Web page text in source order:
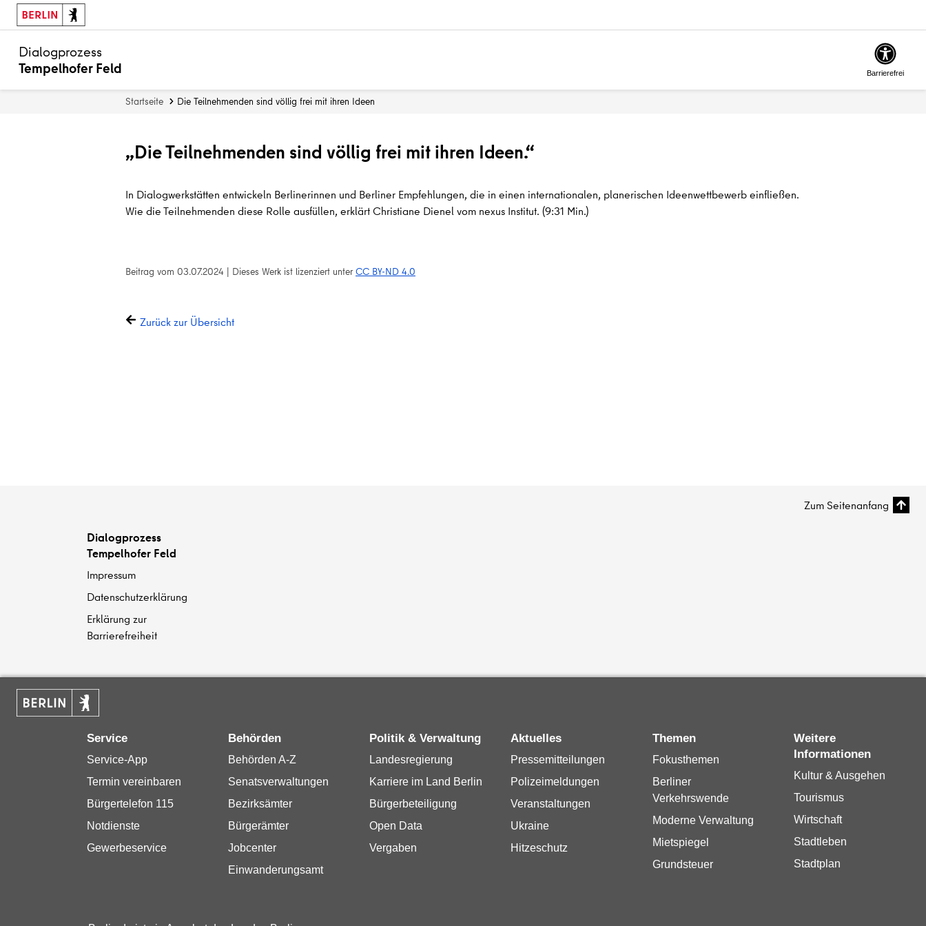
Dialogprozess
Tempelhofer Feld
Barrierefrei
Startseite Die Teilnehmenden sind völlig frei mit ihren Ideen
„Die Teilnehmenden sind völlig frei mit ihren Ideen.“
In Dialogwerkstätten entwickeln Berlinerinnen und Berliner Empfehlungen, die in einen internationalen, planerischen Ideenwettbewerb einfließen.
Wie die Teilnehmenden diese Rolle ausfüllen, erklärt Christiane Dienel vom nexus Institut. (9:31 Min.)
Beitrag vom 03.07.2024 | Dieses Werk ist lizenziert unter CC BY-ND 4.0
Zurück zur Übersicht
Zum Seitenanfang
Dialogprozess
Tempelhofer Feld
Impressum
Datenschutzerklärung
Erklärung zur
Barrierefreiheit
Service
Service-App
Termin vereinbaren
Bürgertelefon 115
Notdienste
Gewerbeservice
Behörden
Behörden A-Z
Senatsverwaltungen
Bezirksämter
Bürgerämter
Jobcenter
Einwanderungsamt
Politik & Verwaltung
Landesregierung
Karriere im Land Berlin
Bürgerbeteiligung
Open Data
Vergaben
Aktuelles
Pressemitteilungen
Polizeimeldungen
Veranstaltungen
Ukraine
Hitzeschutz
Themen
Fokusthemen
Berliner
Verkehrswende
Moderne Verwaltung
Mietspiegel
Grundsteuer
Weitere
Informationen
Kultur & Ausgehen
Tourismus
Wirtschaft
Stadtleben
Stadtplan